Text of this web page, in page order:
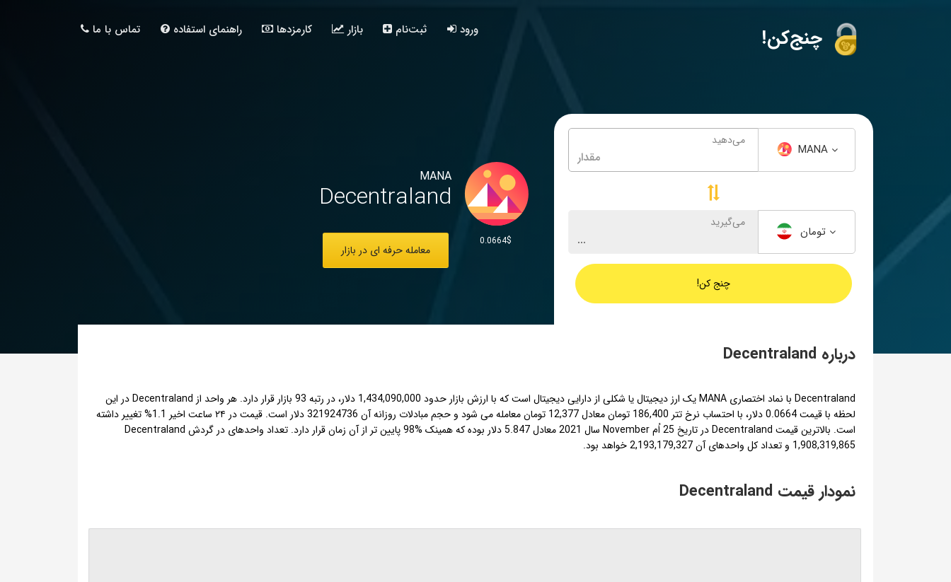
ورود ثبت‌نام بازار کارمزدها راهنمای استفاده تماس با ما
0.0664$
MANA
Decentraland
معامله حرفه ای در بازار
می‌دهید
MANA
می‌گیرید
تومان
چنج کن!
درباره Decentraland
Decentraland با نماد اختصاری MANA یک ارز دیجیتال یا شکلی از دارایی دیجیتال است که با ارزش بازار حدود 1,434,090,000 دلار، در رتبه 93 بازار قرار دارد. هر واحد از Decentraland در این
لحظه با قیمت 0.0664 دلار، با احتساب نرخ تتر 186,400 تومان معادل 12,377 تومان معامله می شود و حجم مبادلات روزانه آن 321924736 دلار است. قیمت در ۲۴ ساعت اخیر 1.1% تغییر داشته
است. بالاترین قیمت Decentraland در تاریخ 25 اُم November سال 2021 معادل 5.847 دلار بوده که همینک %98 پایین تر از آن زمان قرار دارد. تعداد واحدهای در گردش Decentraland
1,908,319,865 و تعداد کل واحدهای آن 2,193,179,327 خواهد بود.
نمودار قیمت Decentraland